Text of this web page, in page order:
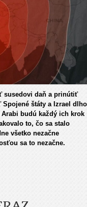
susedovi daň a prinútiť
štáty a Izrael dlho
budú každý ich krok
to, čo sa stalo
všetko nezačne
sa to nezačne.